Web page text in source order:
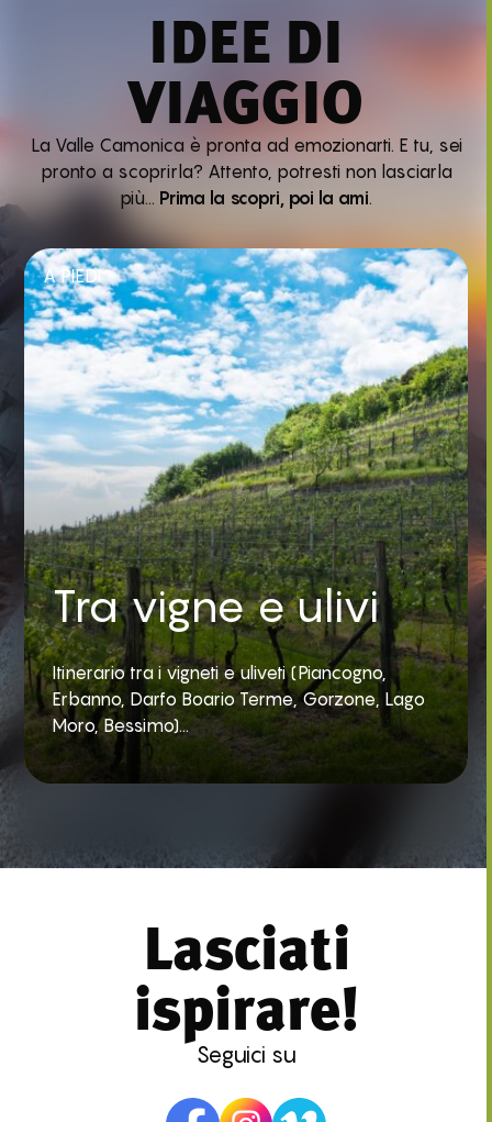
IDEE DI
VIAGGIO
La Valle Camonica è pronta ad emozionarti. E tu, sei
pronto a scoprirla? Attento, potresti non lasciarla
più… Prima la scopri, poi la ami.
A PIEDI
Tra vigne e ulivi
Itinerario tra i vigneti e uliveti (Piancogno,
Erbanno, Darfo Boario Terme, Gorzone, Lago
Moro, Bessimo)...
Lasciati
ispirare!
Seguici su